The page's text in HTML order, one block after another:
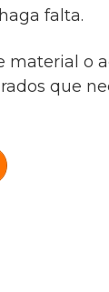
falta.
material o
que